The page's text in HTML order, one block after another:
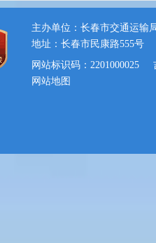
主办单位：长春市交通运输
地址：长春市民康路555号
网站标识码：2201000025
网站地图